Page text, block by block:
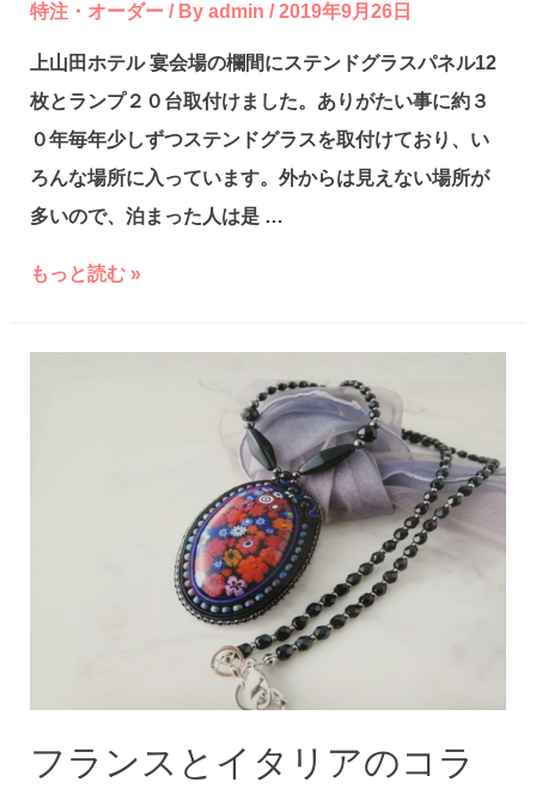
特注・オーダー/ By admin /2019年9月26日
上山田ホテル 宴会場の欄間にステンドグラスパネル12
枚とランプ２０台取付けました。ありがたい事に約３
０年毎年少しずつステンドグラスを取付けており、い
ろんな場所に入っています。外からは見えない場所が
多いので、泊まった人は是 …
ス
ン
ホ
もっと読む »
フランスとイタリアのコラ